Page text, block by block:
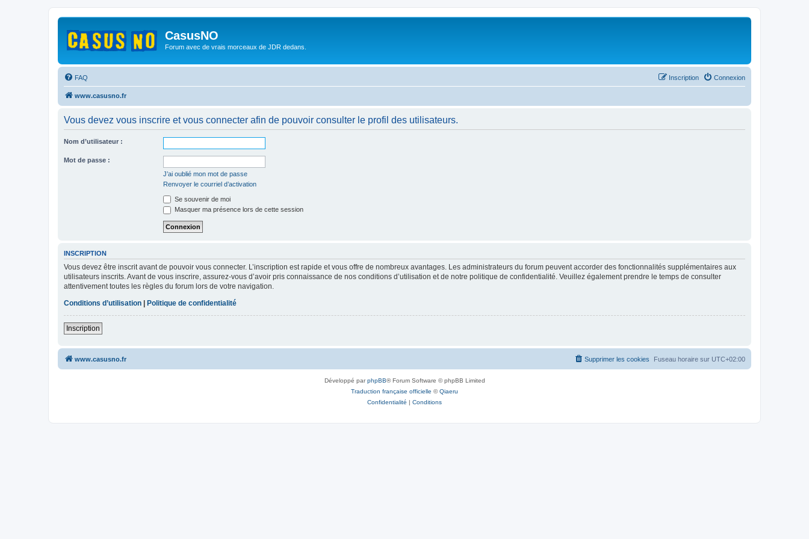
CasusNO
Forum avec de vrais morceaux de JDR dedans.
FAQ Connexion
Inscription
www.casusno.fr
Vous devez vous inscrire et vous connecter afin de pouvoir consulter le profil des utilisateurs.
Nom d’utilisateur :
Mot de passe :
J’ai oublié mon mot de passe
Renvoyer le courriel d’activation
Se souvenir de moi
Masquer ma présence lors de cette session
INSCRIPTION
Vous devez être inscrit avant de pouvoir vous connecter. L’inscription est rapide et vous offre de nombreux avantages. Les administrateurs du forum peuvent accorder des fonctionnalités supplémentaires aux
utilisateurs inscrits. Avant de vous inscrire, assurez-vous d’avoir pris connaissance de nos conditions d’utilisation et de notre politique de confidentialité. Veuillez également prendre le temps de consulter
attentivement toutes les règles du forum lors de votre navigation.
Conditions d’utilisation
Politique de confidentialité
Inscription
www.casusno.fr Fuseau horaire sur UTC+02:00
Supprimer les cookies
Développé parphpBB® Forum Software © phpBB Limited
Traduction française officielle ©Qiaeru
Confidentialité | Conditions